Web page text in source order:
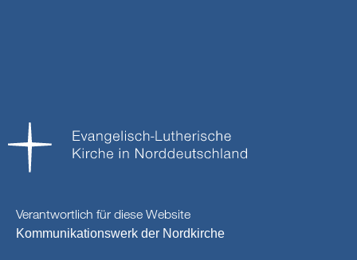
Verantwortlich für diese Website
Kommunikationswerk der Nordkirche